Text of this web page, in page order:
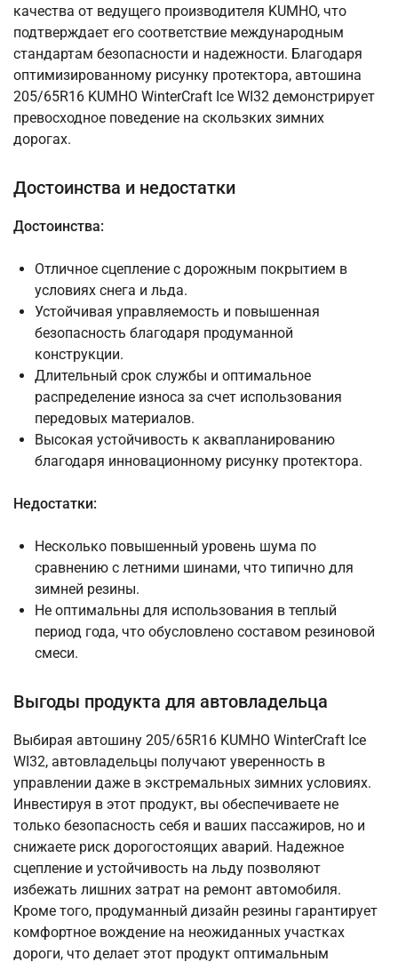
качества от ведущего производителя KUMHO, что
подтверждает его соответствие международным
стандартам безопасности и надежности. Благодаря
оптимизированному рисунку протектора, автошина
205/65R16 KUMHO WinterCraft Ice WI32 демонстрирует
превосходное поведение на скользких зимних
дорогах.
Достоинства и недостатки
Достоинства:
Отличное сцепление с дорожным покрытием в
условиях снега и льда.
Устойчивая управляемость и повышенная
безопасность благодаря продуманной
конструкции.
Длительный срок службы и оптимальное
распределение износа за счет использования
передовых материалов.
Высокая устойчивость к аквапланированию
благодаря инновационному рисунку протектора.
Недостатки:
Несколько повышенный уровень шума по
сравнению с летними шинами, что типично для
зимней резины.
Не оптимальны для использования в теплый
период года, что обусловлено составом резиновой
смеси.
Выгоды продукта для автовладельца
Выбирая автошину 205/65R16 KUMHO WinterCraft Ice
WI32, автовладельцы получают уверенность в
управлении даже в экстремальных зимних условиях.
Инвестируя в этот продукт, вы обеспечиваете не
только безопасность себя и ваших пассажиров, но и
снижаете риск дорогостоящих аварий. Надежное
сцепление и устойчивость на льду позволяют
избежать лишних затрат на ремонт автомобиля.
Кроме того, продуманный дизайн резины гарантирует
комфортное вождение на неожиданных участках
дороги, что делает этот продукт оптимальным